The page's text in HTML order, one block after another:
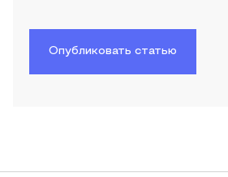
Опубликовать статью